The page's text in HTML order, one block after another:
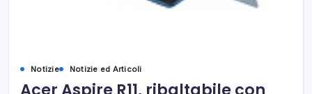
Notizie Notizie ed Articoli